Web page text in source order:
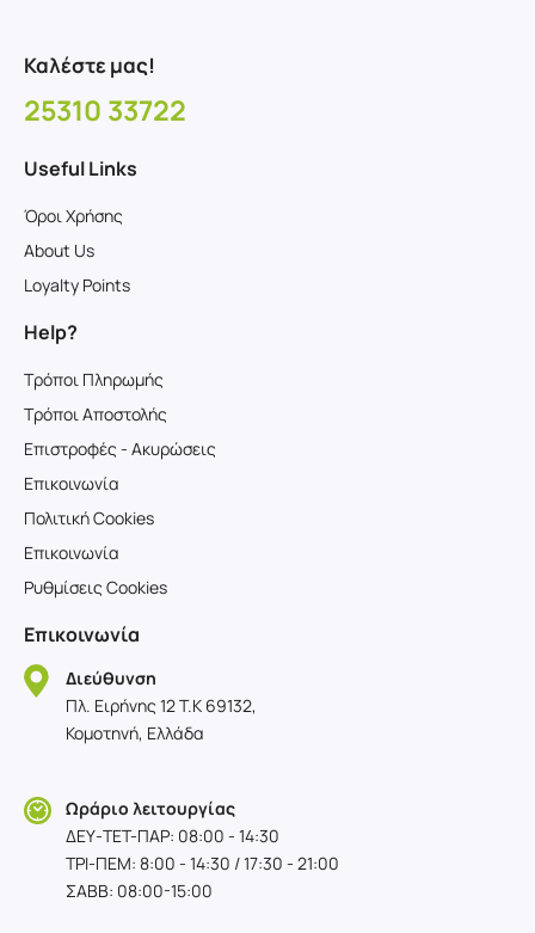
Καλέστε μας!
25310 33722
Useful Links
Όροι Χρήσης
About Us
Loyalty Points
Help?
Τρόποι Πληρωμής
Τρόποι Αποστολής
Επιστροφές - Ακυρώσεις
Επικοινωνία
Πολιτική Cookies
Επικοινωνία
Ρυθμίσεις Cookies
Επικοινωνία
Διεύθυνση
Πλ. Ειρήνης 12 T.K 69132,
Κομοτηνή, Ελλάδα
Ωράριο λειτουργίας
ΔΕΥ-TET-ΠΑΡ: 08:00 - 14:30
ΤΡΙ-ΠΕΜ: 8:00 - 14:30 / 17:30 - 21:00
ΣΑΒΒ: 08:00-15:00